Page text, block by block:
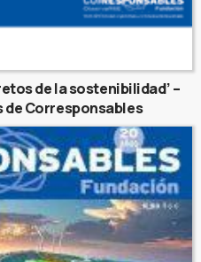
de la sostenibilidad’ –
de Corresponsables